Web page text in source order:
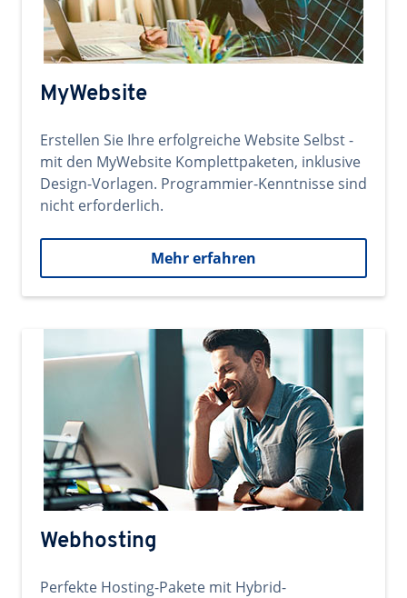
MyWebsite
Erstellen Sie Ihre erfolgreiche Website Selbst -
mit den MyWebsite Komplettpaketen, inklusive
Design-Vorlagen. Programmier-Kenntnisse sind
nicht erforderlich.
Mehr erfahren
Webhosting
Perfekte Hosting-Pakete mit Hybrid-